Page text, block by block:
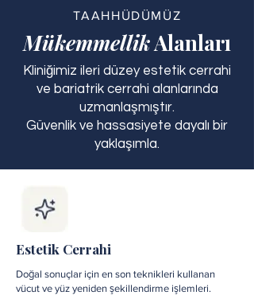
TAAHHÜDÜMÜZ
MükemmellikAlanları
Kliniğimiz ileri düzey estetik cerrahi
ve bariatrik cerrahi alanlarında
uzmanlaşmıştır.
Güvenlik ve hassasiyete dayalı bir
yaklaşımla.
Estetik Cerrahi
Doğal sonuçlar için en son teknikleri kullanan
vücut ve yüz yeniden şekillendirme işlemleri.